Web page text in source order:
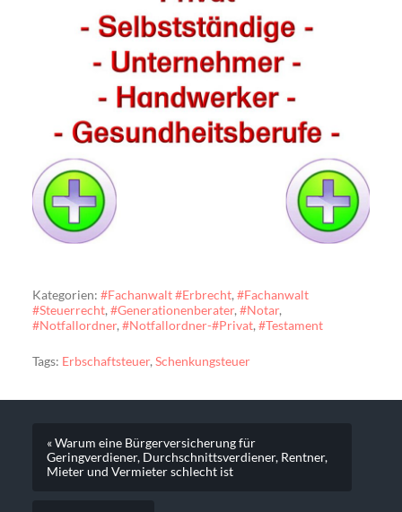
Kategorien: #Fachanwalt #Erbrecht, #Fachanwalt
#Steuerrecht, #Generationenberater, #Notar,
#Notfallordner, #Notfallordner-#Privat, #Testament
Tags: Erbschaftsteuer,Schenkungsteuer
« Warum eine Bürgerversicherung für
Geringverdiener, Durchschnittsverdiener, Rentner,
Mieter und Vermieter schlecht ist